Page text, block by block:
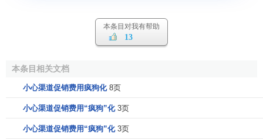
序申请取得的无形资产，按依法取得时发生的注册费、聘请
律师费等费用，作为无形资产的
程中发生的材料费用，直接参与开发人员的
开发过程中发生的
已经计入各期费用的研究与开发费用，在该项无形资产
获得成功并依法申请取得权利时，不得再将原已计入费用的
支出作为企业“管理费用”处理。
本条目对我有帮助
13
本条目相关文档
小心渠道促销费用疯狗化 8页
小心渠道促销费用“疯狗”化 3页
小心渠道促销费用“疯狗”化 3页